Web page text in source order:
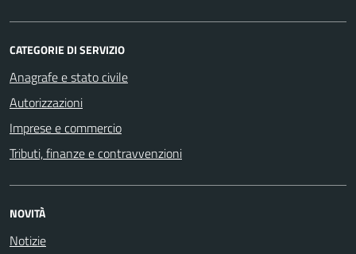
CATEGORIE DI SERVIZIO
Anagrafe e stato civile
Autorizzazioni
Imprese e commercio
Tributi, finanze e contravvenzioni
NOVITÀ
Notizie